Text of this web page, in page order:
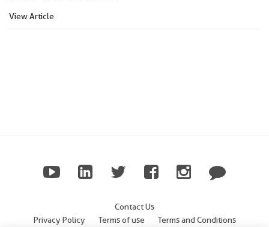
View Article
Contact Us
Privacy Policy
Terms of use Terms and Conditions